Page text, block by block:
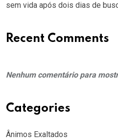
sem vida após dois dias de
Recent Comments
Nenhum comentário para
Categories
Ânimos Exaltados